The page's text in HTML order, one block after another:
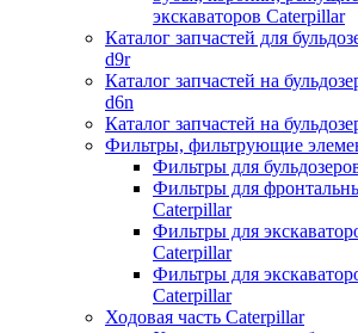
экскаваторов Caterpillar
Каталог запчастей для
d9r
Каталог запчастей на
d6n
Каталог запчастей на
Фильтры, фильтрующие
Фильтры для
Фильтры для
Caterpillar
Фильтры для
Caterpillar
Фильтры для
Caterpillar
Ходовая часть Caterpillar